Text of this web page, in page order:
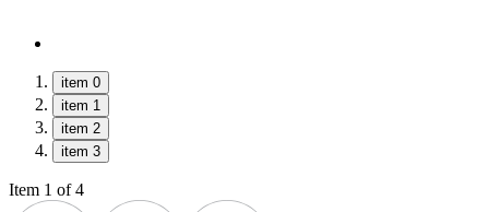
item 0
item 1
item 2
item 3
Item 1 of 4